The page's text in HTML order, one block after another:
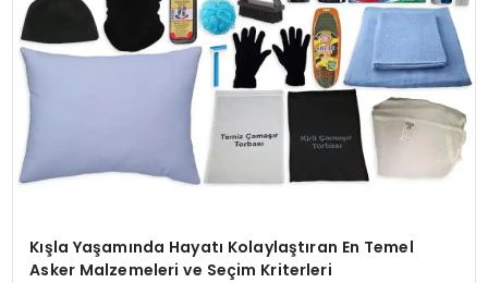
Kışla Yaşamında Hayatı Kolaylaştıran En Temel
Asker Malzemeleri ve Seçim Kriterleri